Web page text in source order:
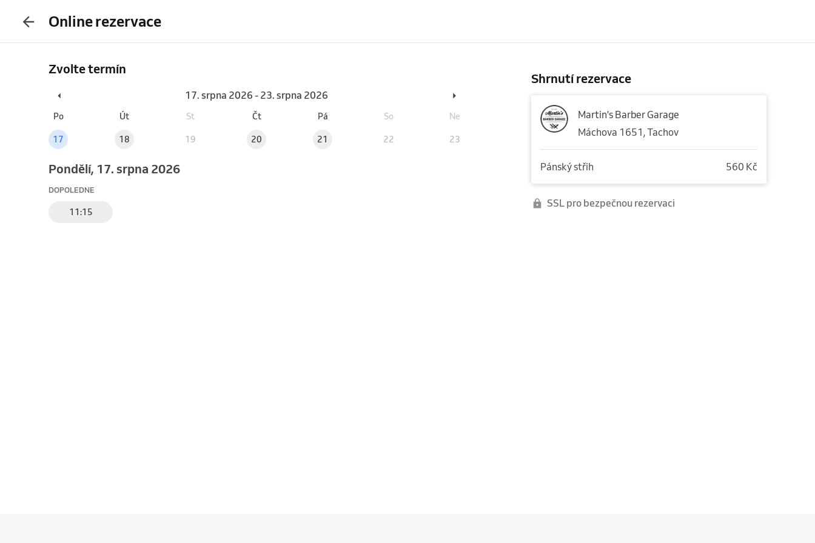
Online rezervace
Zvolte termín
17. srpna 2026 - 23. srpna 2026
Po Út St Čt Pá So Ne
17 18 19 20 21 22 23
pondělí, 17. srpna 2026
DOPOLEDNE
11:15
Shrnutí rezervace
Martin's Barber Garage
Máchova 1651, Tachov
Pánský střih 560 Kč
SSL pro bezpečnou rezervaci